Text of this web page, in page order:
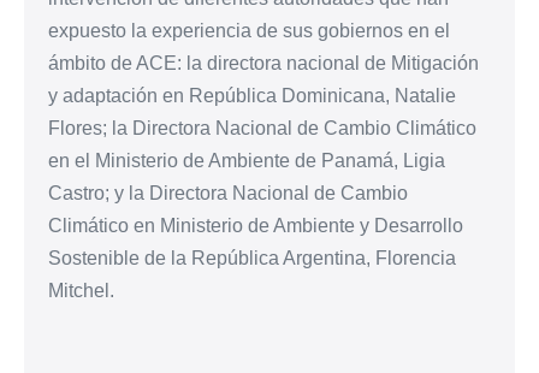
expuesto la experiencia de sus gobiernos en el
ámbito de ACE: la directora nacional de Mitigación
y adaptación en República Dominicana, Natalie
Flores; la Directora Nacional de Cambio Climático
en el Ministerio de Ambiente de Panamá, Ligia
Castro; y la Directora Nacional de Cambio
Climático en Ministerio de Ambiente y Desarrollo
Sostenible de la República Argentina, Florencia
Mitchel.